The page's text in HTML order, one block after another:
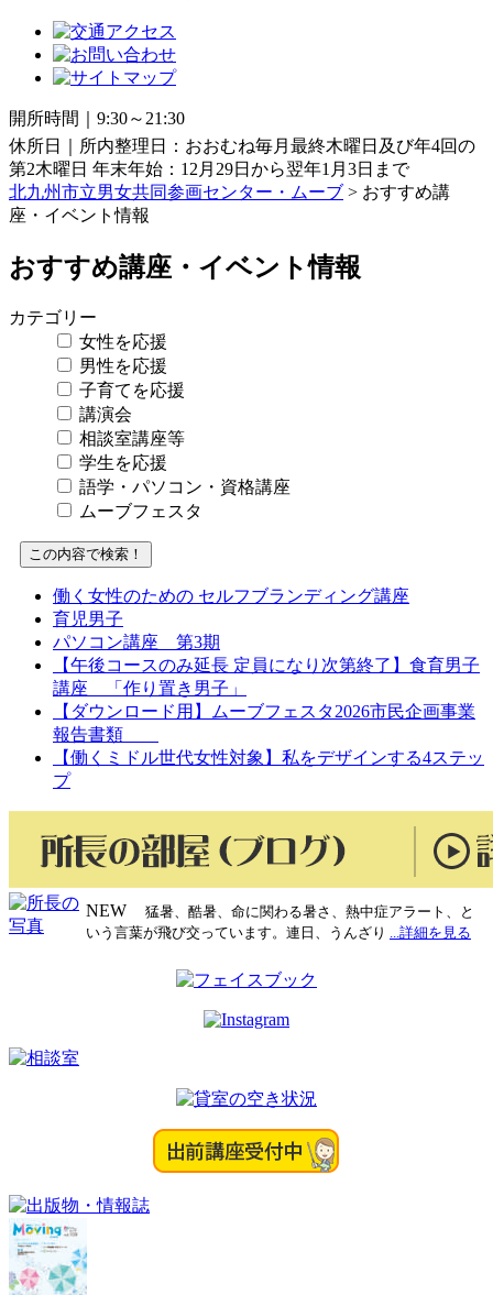
開所時間｜9:30～21:30
休所日｜所内整理日：おおむね毎月最終木曜日及び年4回の
第2木曜日 年末年始：12月29日から翌年1月3日まで
北九州市立男女共同参画センター・ムーブ > おすすめ講
座・イベント情報
おすすめ講座・イベント情報
カテゴリー
女性を応援
男性を応援
子育てを応援
講演会
相談室講座等
学生を応援
語学・パソコン・資格講座
ムーブフェスタ
働く女性のための セルフブランディング講座
育児男子
パソコン講座 第3期
【午後コースのみ延長 定員になり次第終了】食育男子
講座 「作り置き男子」
【ダウンロード用】ムーブフェスタ2026市民企画事業
報告書類
【働くミドル世代女性対象】私をデザインする4ステッ
プ
NEW
猛暑、酷暑、命に関わる暑さ、熱中症アラート、と
いう言葉が飛び交っています。連日、うんざり
...詳細を見る